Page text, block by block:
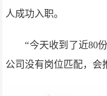
人成功入职。
“今天收到了近80
公司没有岗位匹配，会